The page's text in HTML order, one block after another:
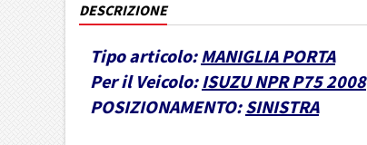
DESCRIZIONE
Tipo articolo: MANIGLIA PORTA
Per il Veicolo: ISUZU NPR P75 2008
POSIZIONAMENTO: SINISTRA